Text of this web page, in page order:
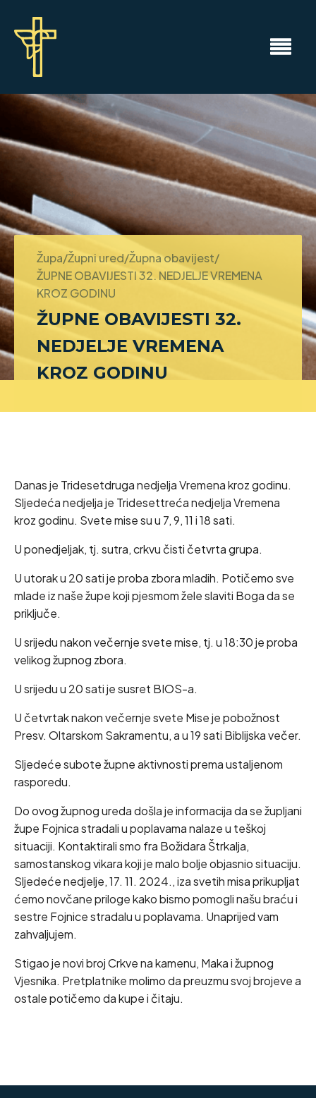
Župa/Župni ured/Župna obavijest/
ŽUPNE OBAVIJESTI 32. NEDJELJE VREMENA
KROZ GODINU
ŽUPNE OBAVIJESTI 32.
NEDJELJE VREMENA
KROZ GODINU
Danas je Tridesetdruga nedjelja Vremena kroz godinu.
Sljedeća nedjelja je Tridesettreća nedjelja Vremena
kroz godinu. Svete mise su u 7, 9, 11 i 18 sati.
U ponedjeljak, tj. sutra, crkvu čisti četvrta grupa.
U utorak u 20 sati je proba zbora mladih. Potičemo sve
mlade iz naše župe koji pjesmom žele slaviti Boga da se
priključe.
U srijedu nakon večernje svete mise, tj. u 18:30 je proba
velikog župnog zbora.
U srijedu u 20 sati je susret BIOS-a.
U četvrtak nakon večernje svete Mise je pobožnost
Presv. Oltarskom Sakramentu, a u 19 sati Biblijska večer.
Sljedeće subote župne aktivnosti prema ustaljenom
rasporedu.
Do ovog župnog ureda došla je informacija da se župljani
župe Fojnica stradali u poplavama nalaze u teškoj
situaciji. Kontaktirali smo fra Božidara Štrkalja,
samostanskog vikara koji je malo bolje objasnio situaciju.
Sljedeće nedjelje, 17. 11. 2024., iza svetih misa prikupljat
ćemo novčane priloge kako bismo pomogli našu braću i
sestre Fojnice stradalu u poplavama. Unaprijed vam
zahvaljujem.
Stigao je novi broj Crkve na kamenu, Maka i župnog
Vjesnika. Pretplatnike molimo da preuzmu svoj brojeve a
ostale potičemo da kupe i čitaju.